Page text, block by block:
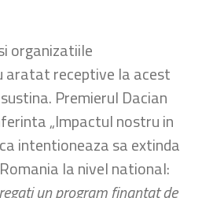
organizatiile
aratat receptive la acest
Premierul Dacian
„Impactul nostru in
intentioneaza sa extinda
la nivel national:
un program finantat de